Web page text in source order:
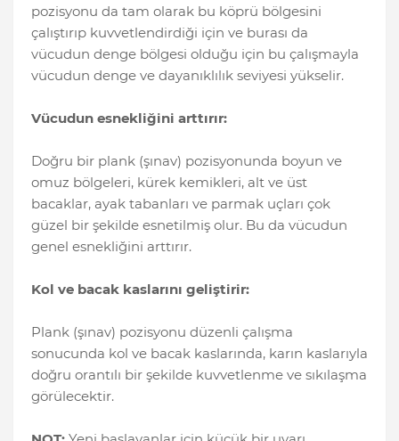
pozisyonu da tam olarak bu köprü bölgesini
çalıştırıp kuvvetlendirdiği için ve burası da
vücudun denge bölgesi olduğu için bu çalışmayla
vücudun denge ve dayanıklılık seviyesi yükselir.
Vücudun esnekliğini arttırır:
Doğru bir plank (şınav) pozisyonunda boyun ve
omuz bölgeleri, kürek kemikleri, alt ve üst
bacaklar, ayak tabanları ve parmak uçları çok
güzel bir şekilde esnetilmiş olur. Bu da vücudun
genel esnekliğini arttırır.
Kol ve bacak kaslarını geliştirir:
Plank (şınav) pozisyonu düzenli çalışma
sonucunda kol ve bacak kaslarında, karın kaslarıyla
doğru orantılı bir şekilde kuvvetlenme ve sıkılaşma
görülecektir.